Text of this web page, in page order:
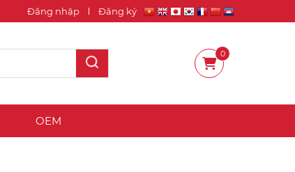
Đăng nhập Đăng ký
0
OEM